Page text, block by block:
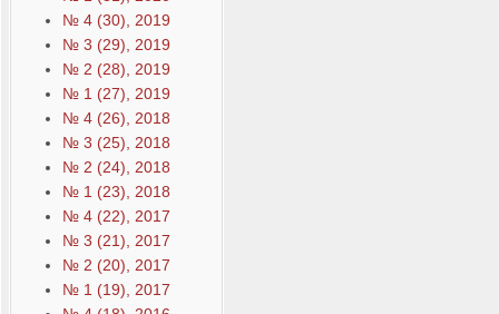
№ 4 (30), 2019
№ 3 (29), 2019
№ 2 (28), 2019
№ 1 (27), 2019
№ 4 (26), 2018
№ 3 (25), 2018
№ 2 (24), 2018
№ 1 (23), 2018
№ 4 (22), 2017
№ 3 (21), 2017
№ 2 (20), 2017
№ 1 (19), 2017